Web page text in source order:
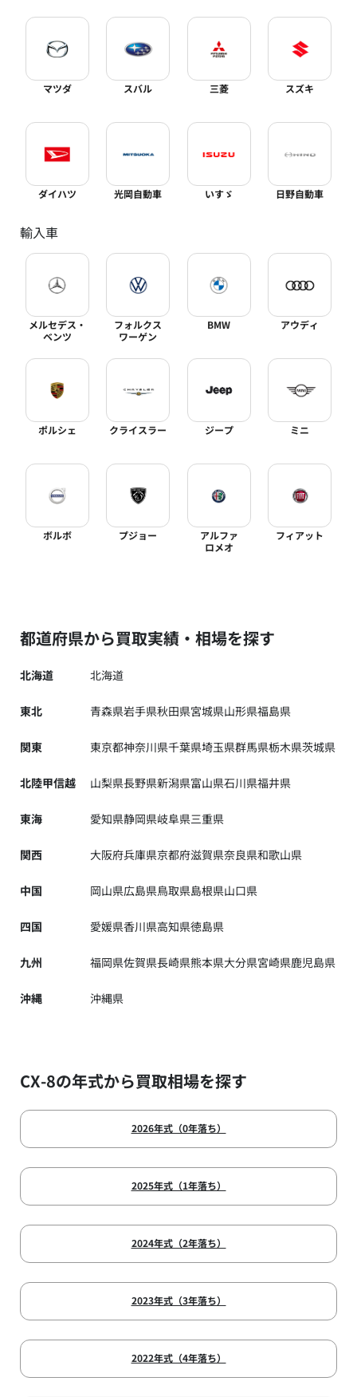
マツダ スバル 三菱 スズキ
ダイハツ 光岡自動車 いすゞ 日野自動車
輸入車
メルセデス・
ベンツ
フォルクス
ワーゲン
BMW アウディ
ポルシェ クライスラー ジープ ミニ
ボルボ プジョー
アルファ
ロメオ
フィアット
都道府県から買取実績・相場を探す
北海道 北海道
東北 青森県岩手県秋田県宮城県山形県福島県
関東 東京都神奈川県千葉県埼玉県群馬県栃木県茨城県
北陸甲信越 山梨県長野県新潟県富山県石川県福井県
東海 愛知県静岡県岐阜県三重県
関西 大阪府兵庫県京都府滋賀県奈良県和歌山県
中国 岡山県広島県鳥取県島根県山口県
四国 愛媛県香川県高知県徳島県
九州 福岡県佐賀県長崎県熊本県大分県宮崎県鹿児島県
沖縄 沖縄県
CX-8の年式から買取相場を探す
2026年式（0年落ち）
2025年式（1年落ち）
2024年式（2年落ち）
2023年式（3年落ち）
2022年式（4年落ち）